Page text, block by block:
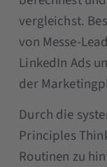
vergleichst.
von Messe-
LinkedIn Ads
der
Durch die
Principles
Routinen zu